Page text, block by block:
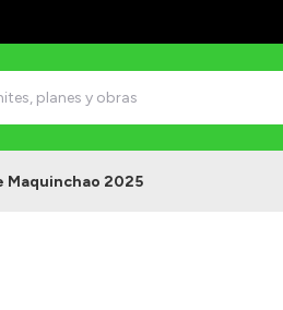
Maquinchao 2025